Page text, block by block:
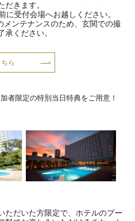
だきます。
に受付会場へお越しください。
ンテナンスのため、玄関での撮
承ください。
ら
者限定の特別当日特典をご用意！
ただいた方限定で、ホテルのプー